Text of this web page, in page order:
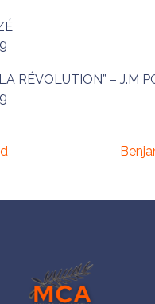
RÉVOLUTION” – J.M